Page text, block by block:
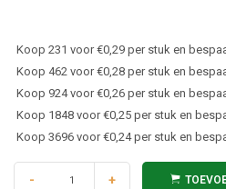
Koop 231 voor €0,29 per stuk en
Koop 462 voor €0,28 per stuk en
Koop 924 voor €0,26 per stuk en
Koop 1848 voor €0,25 per stuk en
Koop 3696 voor €0,24 per stuk en
- +